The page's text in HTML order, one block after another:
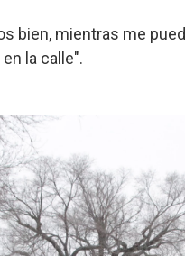
bien, mientras me
la calle".